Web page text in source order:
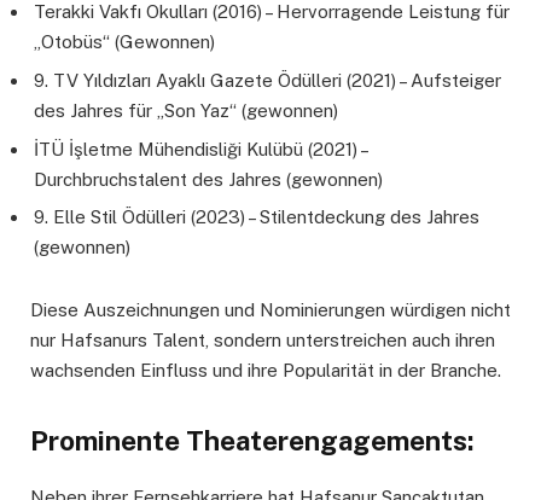
Terakki Vakfı Okulları (2016) – Hervorragende Leistung für
„Otobüs“ (Gewonnen)
9. TV Yıldızları Ayaklı Gazete Ödülleri (2021) – Aufsteiger
des Jahres für „Son Yaz“ (gewonnen)
İTÜ İşletme Mühendisliği Kulübü (2021) –
Durchbruchstalent des Jahres (gewonnen)
9. Elle Stil Ödülleri (2023) – Stilentdeckung des Jahres
(gewonnen)
Diese Auszeichnungen und Nominierungen würdigen nicht
nur Hafsanurs Talent, sondern unterstreichen auch ihren
wachsenden Einfluss und ihre Popularität in der Branche.
Prominente Theaterengagements: